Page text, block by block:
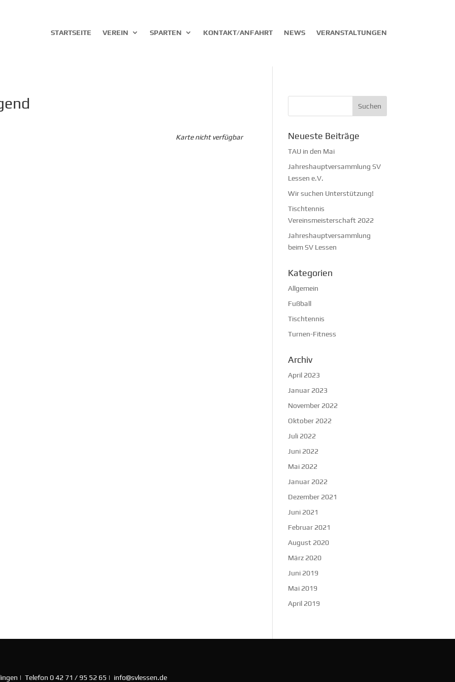
STARTSEITE VEREIN SPARTEN KONTAKT/ANFAHRT NEWS VERANSTALTUNGEN
Karte nicht verfügbar Neueste Beiträge
TAU in den Mai
Jahreshauptversammlung SV
Lessen e.V.
Wir suchen Unterstützung!
Tischtennis
Vereinsmeisterschaft 2022
Jahreshauptversammlung
beim SV Lessen
Kategorien
Allgemein
Fußball
Tischtennis
Turnen-Fitness
Archiv
April 2023
Januar 2023
November 2022
Oktober 2022
Juli 2022
Juni 2022
Mai 2022
Januar 2022
Dezember 2021
Juni 2021
Februar 2021
August 2020
März 2020
Juni 2019
Mai 2019
April 2019
| Telefon 0 42 71 / 95 52 65 | info@svlessen.de